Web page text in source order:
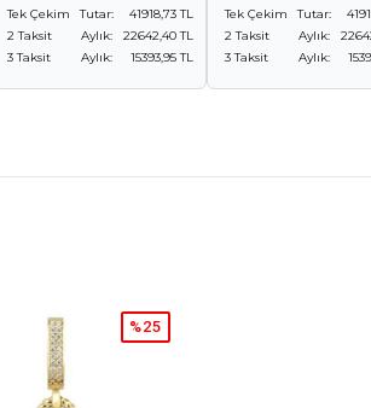
Tek Çekim Tutar:
41918,73 TL
2 Taksit
Aylık:
22642,40 TL
3 Taksit
Aylık: 15393,95 TL
Tek Çekim Tutar:
2 Taksit
Aylık:
3 Taksit
Aylık:
%25